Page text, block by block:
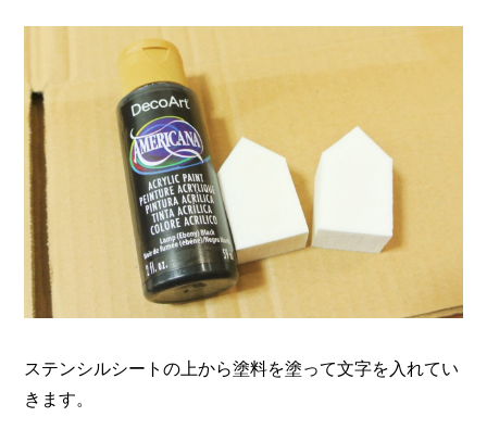
ステンシルシートの上から塗料を塗って文字を入れてい
きます。